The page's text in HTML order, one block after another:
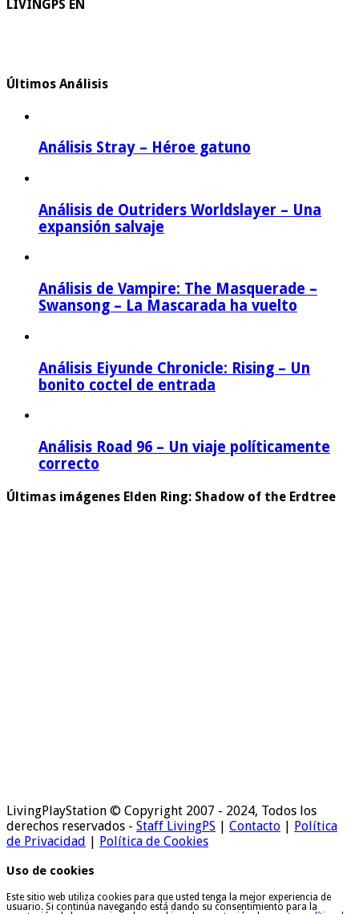
LIVINGPS EN
Últimos Análisis
Análisis Stray – Héroe gatuno
Análisis de Outriders Worldslayer – Una
expansión salvaje
Análisis de Vampire: The Masquerade –
Swansong – La Mascarada ha vuelto
Análisis Eiyunde Chronicle: Rising – Un
bonito coctel de entrada
Análisis Road 96 – Un viaje políticamente
correcto
Últimas imágenes Elden Ring: Shadow of the Erdtree
LivingPlayStation © Copyright 2007 - 2024, Todos los
derechos reservados - Staff LivingPS | Contacto | Política
de Privacidad | Política de Cookies
Uso de cookies
Este sitio web utiliza cookies para que usted tenga la mejor experiencia de
usuario. Si continúa navegando está dando su consentimiento para la